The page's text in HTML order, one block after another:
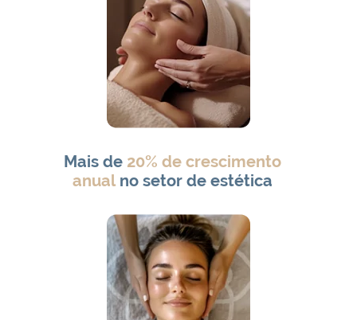
Mais de 20% de crescimento
anual no setor de estética